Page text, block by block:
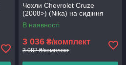
Чохли Chevrolet Cruze
(2008>) (Nika) на сидіння
В наявності
3 036 ₴/комплект
3 082 ₴/комплект